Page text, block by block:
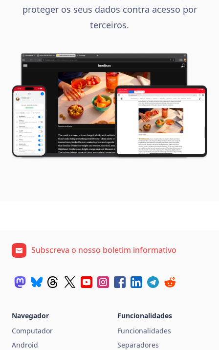
proteger os seus dados contra acesso por
terceiros.
Subscreva o nosso boletim informativo
Navegador
Computador
Android
Funcionalidades
Funcionalidades
Separadores